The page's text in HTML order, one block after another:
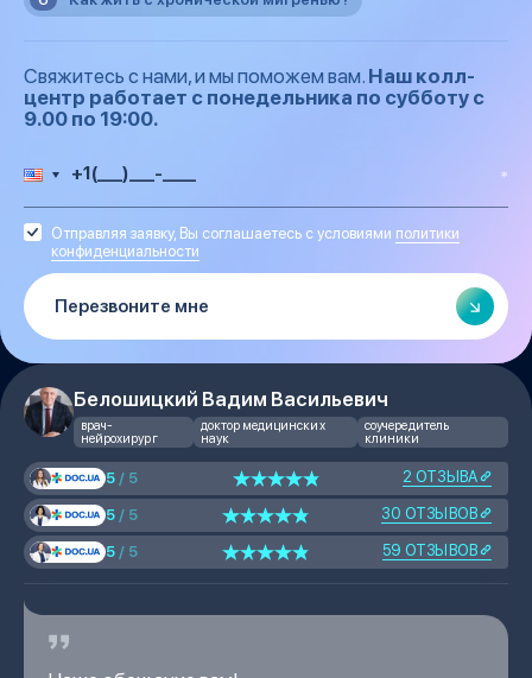
Свяжитесь с нами, и мы поможем вам. Наш колл-
центр работает с понедельника по субботу с
9.00 по 19:00.
Отправляя заявку, Вы соглашаетесь с условиями политики
конфиденциальности
Белошицкий Вадим Васильевич
врач-
нейрохирург
доктор медицинских
наук
соучередитель
клиники
5/ 5 2 ОТЗЫВА
5/ 5 30 ОТЗЫВОВ
5/ 5 59 ОТЗЫВОВ